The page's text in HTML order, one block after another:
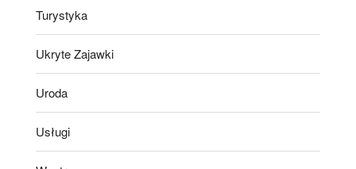
Turystyka
Ukryte Zajawki
Uroda
Usługi